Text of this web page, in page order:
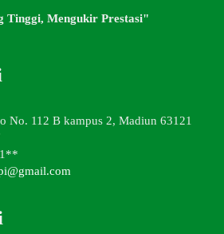
Tinggi, Mengukir Prestasi"
No. 112 B kampus 2, Madiun 63121